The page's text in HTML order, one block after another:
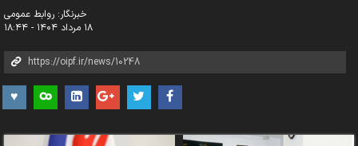
خبرنگار: روابط عمومی
۱۸ مرداد ۱۴۰۴ - ۱۸:۴۴